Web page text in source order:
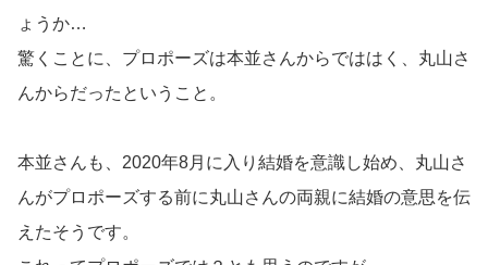
ょうか…
驚くことに、プロポーズは本並さんからでははく、丸山さ
んからだったということ。
本並さんも、2020年8月に入り結婚を意識し始め、丸山さ
んがプロポーズする前に丸山さんの両親に結婚の意思を伝
えたそうです。